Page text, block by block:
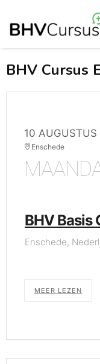
BHV Cursus
10 AUGUSTUS
Enschede
BHV Basis
Enschede,
MEER LEZEN